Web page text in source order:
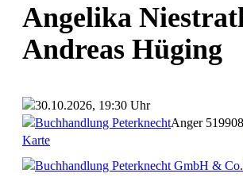
Angelika
Andreas Hüging
30.10.2026, 19:30 Uhr
Buchhandlung PeterknechtAnger 51
Karte
Buchhandlung Peterknecht GmbH &